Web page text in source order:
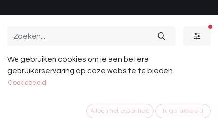
Paard Sale Ruiter
We gebruiken cookies om je een betere
gebruikerservaring op deze website te bieden.
Cookiebeleid
Alleen het essentiële Ik ga akkoord